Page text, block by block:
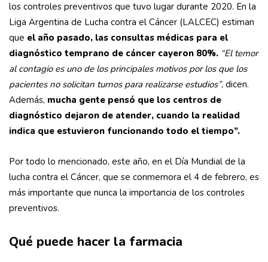
los controles preventivos que tuvo lugar durante 2020. En la
Liga Argentina de Lucha contra el Cáncer (LALCEC) estiman
que el año pasado, las consultas médicas para el
diagnóstico temprano de cáncer cayeron 80%. “El temor
al contagio es uno de los principales motivos por los que los
pacientes no solicitan turnos para realizarse estudios”, dicen.
Además, mucha gente pensó que los centros de
diagnóstico dejaron de atender, cuando la realidad
indica que estuvieron funcionando todo el tiempo”.
Por todo lo mencionado, este año, en el Día Mundial de la
lucha contra el Cáncer, que se conmemora el 4 de febrero, es
más importante que nunca la importancia de los controles
preventivos.
Qué puede hacer la farmacia